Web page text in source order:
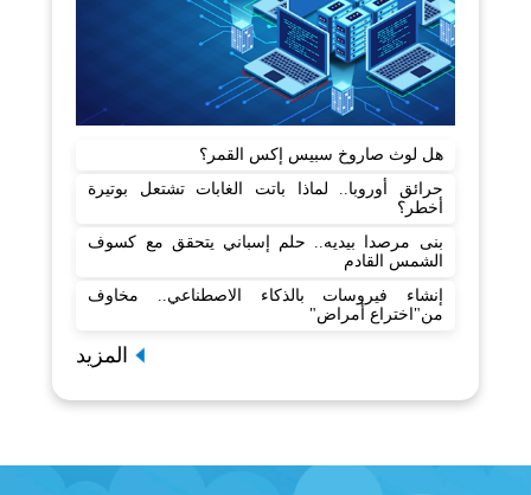
هل لوث صاروخ سبيس إكس القمر؟
حرائق أوروبا.. لماذا باتت الغابات تشتعل بوتيرة
أخطر؟
بنى مرصدا بيديه.. حلم إسباني يتحقق مع كسوف
الشمس القادم
إنشاء فيروسات بالذكاء الاصطناعي.. مخاوف
من"اختراع أمراض"
المزيد